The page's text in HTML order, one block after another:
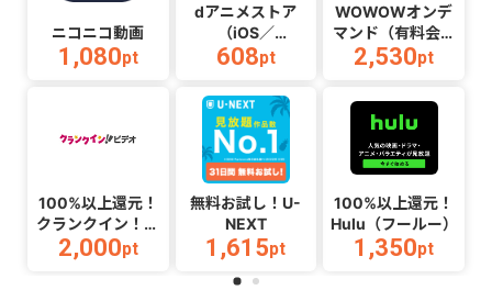
ニコニコ動画
1,080pt
dアニメストア
（iOS／
Android）
608pt
WOWOWオンデ
マンド（有料会員
登録完了）
2,530pt
100%以上還元！
クランクイン！ビ
デオ
2,000pt
無料お試し！U-
NEXT
1,615pt
100%以上還元！
Hulu（フールー）
1,350pt